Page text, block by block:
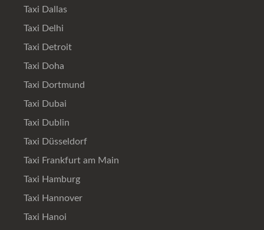
Taxi Dallas
Taxi Delhi
Taxi Detroit
Taxi Doha
Taxi Dortmund
Taxi Dubai
Taxi Dublin
Taxi Düsseldorf
Taxi Frankfurt am Main
Taxi Hamburg
Taxi Hannover
Taxi Hanoi